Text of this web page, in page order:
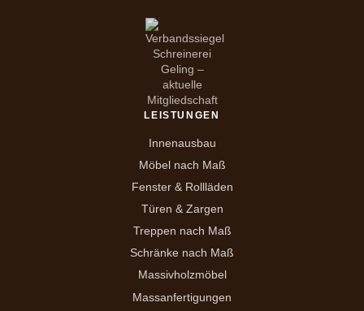
LEISTUNGEN
Innenausbau
Möbel nach Maß
Fenster & Rollläden
Türen & Zargen
Treppen nach Maß
Schränke nach Maß
Massivholzmöbel
Massanfertigungen